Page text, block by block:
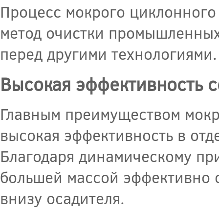
Процесс мокрого
метод очистки
перед другими технологиями.
Высокая эффективность
Главным преимуществом
высокая эффективность в
Благодаря динамическому
большей массой эффективно
внизу осадителя.